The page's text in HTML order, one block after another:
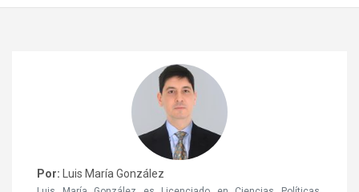
Por: Luis María González